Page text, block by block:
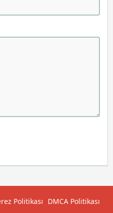
Politikası DMCA Politikası